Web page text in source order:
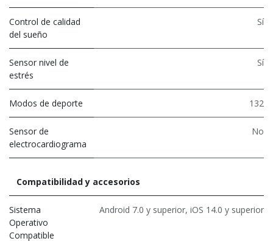
Control de calidad
del sueño
Sí
Sensor nivel de
estrés
Sí
Modos de deporte 132
Sensor de
electrocardiograma
No
Compatibilidad y accesorios
Sistema
Operativo
Compatible
Android 7.0 y superior, iOS 14.0 y superior